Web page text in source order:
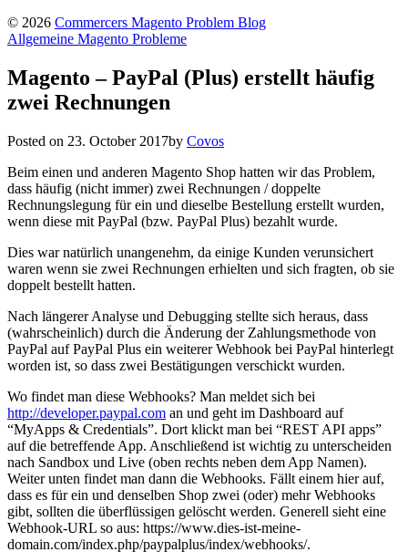
© 2026 Commercers Magento Problem Blog
Allgemeine Magento Probleme
Magento – PayPal (Plus) erstellt häufig
zwei Rechnungen
Posted on 23. October 2017by Covos
Beim einen und anderen Magento Shop hatten wir das Problem,
dass häufig (nicht immer) zwei Rechnungen / doppelte
Rechnungslegung für ein und dieselbe Bestellung erstellt wurden,
wenn diese mit PayPal (bzw. PayPal Plus) bezahlt wurde.
Dies war natürlich unangenehm, da einige Kunden verunsichert
waren wenn sie zwei Rechnungen erhielten und sich fragten, ob sie
doppelt bestellt hatten.
Nach längerer Analyse und Debugging stellte sich heraus, dass
(wahrscheinlich) durch die Änderung der Zahlungsmethode von
PayPal auf PayPal Plus ein weiterer Webhook bei PayPal hinterlegt
worden ist, so dass zwei Bestätigungen verschickt wurden.
Wo findet man diese Webhooks? Man meldet sich bei
http://developer.paypal.com an und geht im Dashboard auf
“MyApps & Credentials”. Dort klickt man bei “REST API apps”
auf die betreffende App. Anschließend ist wichtig zu unterscheiden
nach Sandbox und Live (oben rechts neben dem App Namen).
Weiter unten findet man dann die Webhooks. Fällt einem hier auf,
dass es für ein und denselben Shop zwei (oder) mehr Webhooks
gibt, sollten die überflüssigen gelöscht werden. Generell sieht eine
Webhook-URL so aus: https://www.dies-ist-meine-
domain.com/index.php/paypalplus/index/webhooks/.